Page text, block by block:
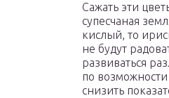
Сажать эти
супесчаная
кислый, то
не будут
развиваться
по
снизить